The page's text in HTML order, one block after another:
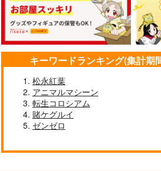
キーワードランキング(集計期
松永紅葉
アニマルマシーン
転生コロシアム
賭ケグルイ
ゼンゼロ